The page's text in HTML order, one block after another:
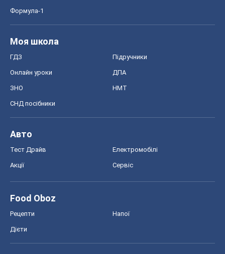
Формула-1
Моя школа
ГДЗ Підручники
Онлайн уроки ДПА
ЗНО НМТ
СНД посібники
Авто
Тест Драйв Електромобілі
Акції Сервіс
Food Oboz
Рецепти Напої
Дієти